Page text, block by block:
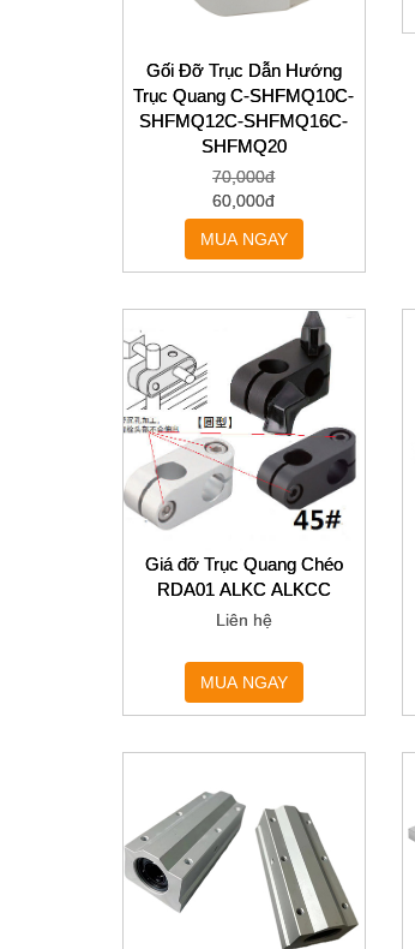
Gối Đỡ Trục Dẫn Hướng
Trục Quang C-SHFMQ10C-
SHFMQ12C-SHFMQ16C-
SHFMQ20
70,000đ
60,000đ
MUA NGAY
Giá đỡ Trục Quang Chéo
RDA01 ALKC ALKCC
Liên hệ
MUA NGAY